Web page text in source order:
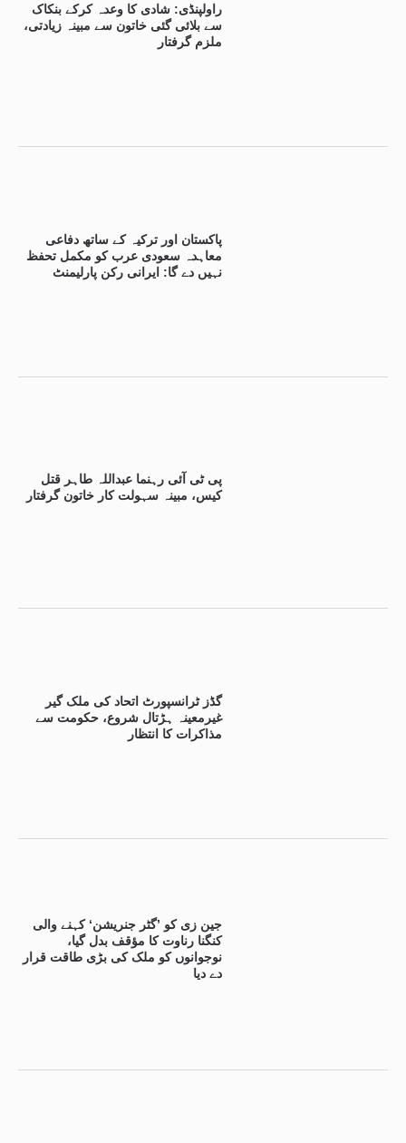
راولپنڈی: شادی کا وعدہ کرکے بنکاک
سے بلائی گئی خاتون سے مبینہ زیادتی،
ملزم گرفتار
پاکستان اور ترکیہ کے ساتھ دفاعی
معاہدہ سعودی عرب کو مکمل تحفظ
نہیں دے گا: ایرانی رکن پارلیمنٹ
پی ٹی آئی رہنما عبداللہ طاہر قتل
کیس، مبینہ سہولت کار خاتون گرفتار
گڈز ٹرانسپورٹ اتحاد کی ملک گیر
غیرمعینہ ہڑتال شروع، حکومت سے
مذاکرات کا انتظار
جین زی کو ’گٹر جنریشن‘ کہنے والی
کنگنا رناوت کا مؤقف بدل گیا،
نوجوانوں کو ملک کی بڑی طاقت قرار
دے دیا